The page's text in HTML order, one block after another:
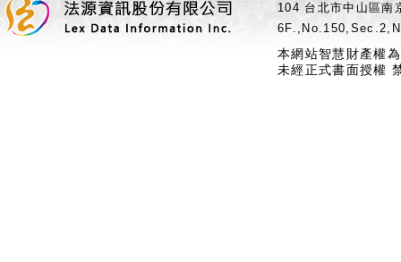
104 台北市中山區
本網站智慧財產權
未經正式書面授權